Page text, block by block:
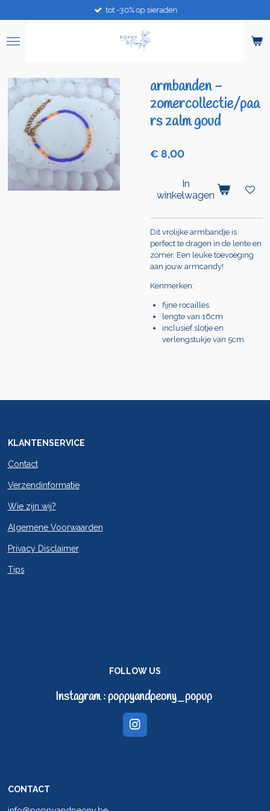
direct
de
tot -30% op sieraden
armbanden -
zomercollectie/paa
rs zalm goud
€ 8,00
In
winkelwagen
Dit vrolijke armbandje is
perfect te dragen in de lente en
zomer. Een leuke toevoeging
aan jouw armcandy!
Kenmerken:
fijne rocailles
lengte van 16cm
inclusief slotje en
verlengstukje van 5cm
KLANTENSERVICE
Contact
Verzendinformatie
Wie zijn wij?
Algemene Voorwaarden
Privacy Disclaimer
Tips
FOLLOW US
Instagram : poppyandpeony_popup
I
CONTACT